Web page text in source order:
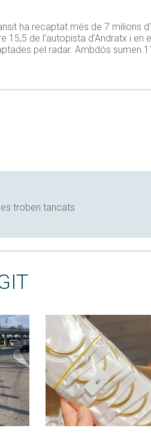
ha recaptat més de 7 milions
15,5 de l’autopista d’Andratx i
pel radar. Ambdós sumen
troben tancats